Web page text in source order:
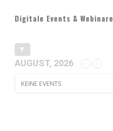
Digitale Events & Webinare
AUGUST, 2026
KEINE EVENTS